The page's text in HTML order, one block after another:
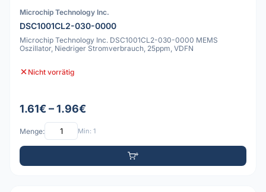
Microchip Technology Inc.
DSC1001CL2-030-0000
Microchip Technology Inc. DSC1001CL2-030-0000 MEMS
Oszillator, Niedriger Stromverbrauch, 25ppm, VDFN
Nicht vorrätig
1.61€ – 1.96€
Menge: Min: 1